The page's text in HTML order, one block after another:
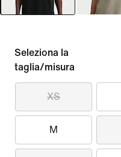
Seleziona la
taglia/misura
XS
M